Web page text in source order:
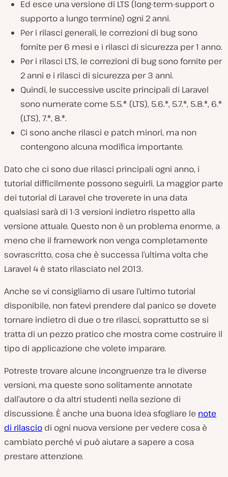
Ed esce una versione di LTS (long-term-support o
supporto a lungo termine) ogni 2 anni.
Per i rilasci generali, le correzioni di bug sono
fornite per 6 mesi e i rilasci di sicurezza per 1 anno.
Per i rilasci LTS, le correzioni di bug sono fornite per
2 anni e i rilasci di sicurezza per 3 anni.
Quindi, le successive uscite principali di Laravel
sono numerate come 5.5.* (LTS), 5.6.*, 5.7.*, 5.8.*, 6.*
(LTS), 7.*, 8.*.
Ci sono anche rilasci e patch minori, ma non
contengono alcuna modifica importante.
Dato che ci sono due rilasci principali ogni anno, i
tutorial difficilmente possono seguirli. La maggior parte
dei tutorial di Laravel che troverete in una data
qualsiasi sarà di 1-3 versioni indietro rispetto alla
versione attuale. Questo non è un problema enorme, a
meno che il framework non venga completamente
sovrascritto, cosa che è successa l’ultima volta che
Laravel 4 è stato rilasciato nel 2013.
Anche se vi consigliamo di usare l’ultimo tutorial
disponibile, non fatevi prendere dal panico se dovete
tornare indietro di due o tre rilasci, soprattutto se si
tratta di un pezzo pratico che mostra come costruire il
tipo di applicazione che volete imparare.
Potreste trovare alcune incongruenze tra le diverse
versioni, ma queste sono solitamente annotate
dall’autore o da altri studenti nella sezione di
discussione. È anche una buona idea sfogliare le note
di rilascio di ogni nuova versione per vedere cosa è
cambiato perché vi può aiutare a sapere a cosa
prestare attenzione.